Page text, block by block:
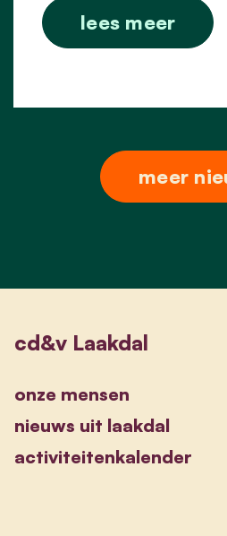
lees meer
meer
cd&v Laakdal
onze mensen
nieuws uit laakdal
activiteitenkalender